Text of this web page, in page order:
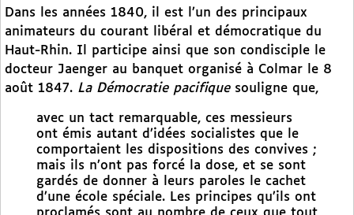
Dans les années 1840, il est l’un des principaux
animateurs du courant libéral et démocratique du
Haut-Rhin. Il participe ainsi que son condisciple le
docteur Jaenger au banquet organisé à Colmar le 8
août 1847. La Démocratie pacifique souligne que,
avec un tact remarquable, ces messieurs
ont émis autant d’idées socialistes que le
comportaient les dispositions des convives ;
mais ils n’ont pas forcé la dose, et se sont
gardés de donner à leurs paroles le cachet
d’une école spéciale. Les principes qu’ils ont